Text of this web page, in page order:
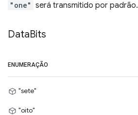
"one" será transmitido por padrão.
DataBits
ENUMERAÇÃO
"sete"
"oito"